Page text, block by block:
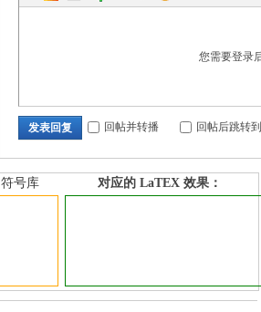
您需要登录
发表回复 回帖并转播 回帖后跳转
符号库
对应的 LaTEX 效果：